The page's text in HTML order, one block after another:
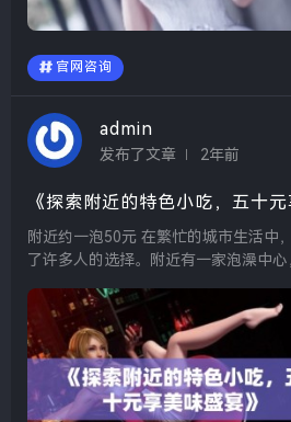
官网咨询
admin
发布了文章 2年前
《探索附近的特色小吃，五十元
附近约一泡50元 在繁忙的城市生活中，偶尔寻求一泡的放松成为
了许多人的选择。附近有一家泡澡中心
好处，让人倍感舒适，是释放压力的理